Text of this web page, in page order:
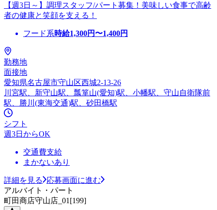
【週3日～】調理スタッフ/パート募集！美味しい食事で高齢
者の健康と笑顔を支える！
フード系時給1,300円〜1,400円
勤務地
面接地
愛知県名古屋市守山区西城2-13-26
川宮駅、新守山駅、瓢箪山(愛知)駅、小幡駅、守山自衛隊前
駅、勝川(東海交通)駅、砂田橋駅
シフト
週3日からOK
交通費支給
まかないあり
詳細を見る
応募画面に進む
アルバイト・パート
町田商店守山店_01[199]